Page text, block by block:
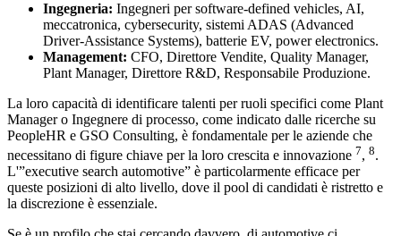
Ingegneria: Ingegneri per software-defined vehicles, AI,
meccatronica, cybersecurity, sistemi ADAS (Advanced
Driver-Assistance Systems), batterie EV, power electronics.
Management: CFO, Direttore Vendite, Quality Manager,
Plant Manager, Direttore R&D, Responsabile Produzione.
La loro capacità di identificare talenti per ruoli specifici come Plant
Manager o Ingegnere di processo, come indicato dalle ricerche su
PeopleHR e GSO Consulting, è fondamentale per le aziende che
necessitano di figure chiave per la loro crescita e innovazione 7, 8.
L'”executive search automotive” è particolarmente efficace per
queste posizioni di alto livello, dove il pool di candidati è ristretto e
la discrezione è essenziale.